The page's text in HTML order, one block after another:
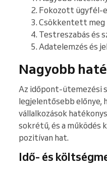
Fokozott ügyfél-
Csökkentett meg
Testreszabás és
Adatelemzés és
Nagyobb
Az időpont-ütemezési
legjelentősebb előnye,
vállalkozások
sokrétű, és a működés
pozitívan hat.
Idő- és